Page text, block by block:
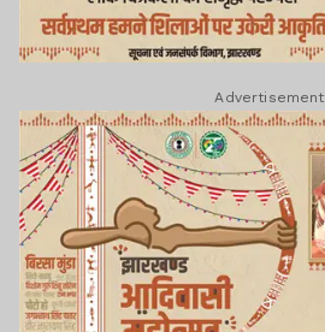
Advertisement